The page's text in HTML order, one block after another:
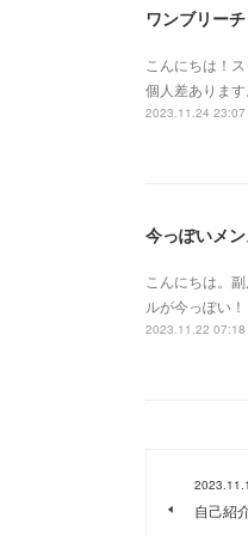
ワンブリー
こんにちは！
個人差あります
2023.11.24 23:07
今っぽいメ
こんにちは。
ルが今っぽい！
2023.11.22 07:18
自己紹